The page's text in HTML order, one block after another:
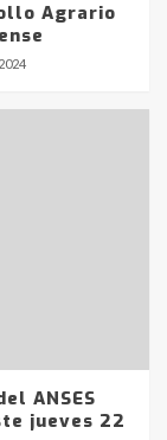
Agrario
ANSES
jueves 22
un
en
Axion
gran parte